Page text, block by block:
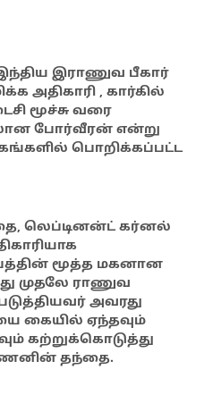
இராணுவ பீகார்
அதிகாரி , கார்கில்
மூச்சு வரை
போர்வீரன் என்று
பொறிக்கப்பட்ட
லெப்டினன்ட் கர்னல்
மூத்த மகனான
முதலே ராணுவ
அவரது
கையில் ஏந்தவும்
கற்றுக்கொடுத்து
தந்தை.